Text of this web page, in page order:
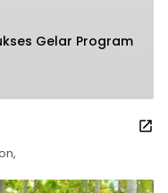
Gelar Program